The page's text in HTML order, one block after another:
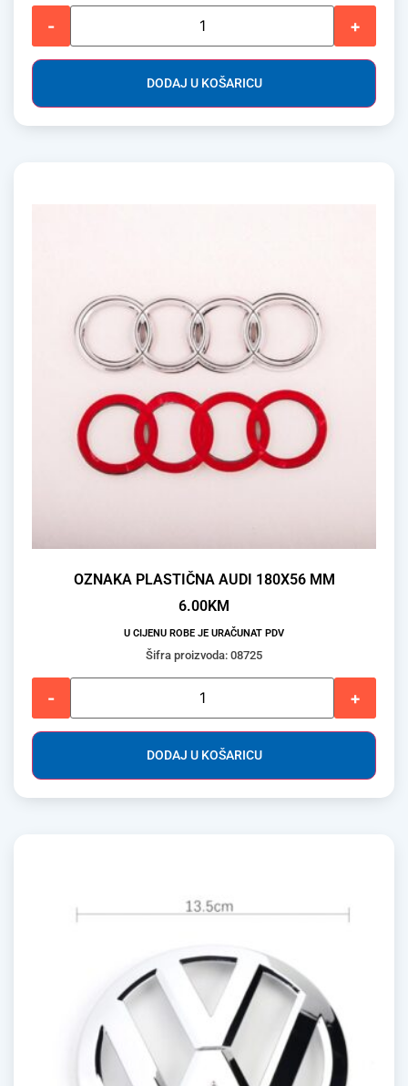
- +
DODAJ U KOŠARICU
OZNAKA PLASTIČNA AUDI 180X56 MM
6.00KM
U CIJENU ROBE JE URAČUNAT PDV
Šifra proizvoda: 08725
- +
DODAJ U KOŠARICU